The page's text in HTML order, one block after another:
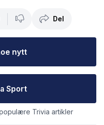
Del
nytt
Sport
Trivia artikler